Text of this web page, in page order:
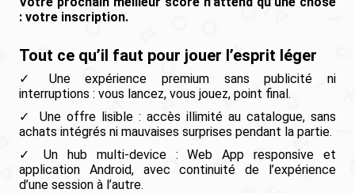
: votre inscription.
Tout ce qu’il faut pour jouer l’esprit léger
Une expérience premium sans publicité ni
interruptions : vous lancez, vous jouez, point final.
Une offre lisible : accès illimité au catalogue, sans
achats intégrés ni mauvaises surprises pendant la partie.
Un hub multi-device : Web App responsive et
application Android, avec continuité de l’expérience
d’une session à l’autre.